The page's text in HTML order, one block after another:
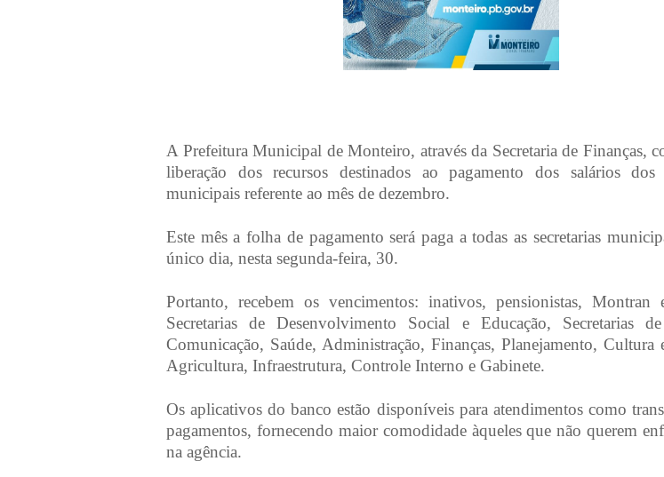
A Prefeitura Municipal de Monteiro, através da Secretaria de Finanças,
liberação dos recursos destinados ao pagamento dos salários dos
municipais referente ao mês de dezembro.
Este mês a folha de pagamento será paga a todas as secretarias
único dia, nesta segunda-feira, 30.
Portanto, recebem os vencimentos: inativos, pensionistas, Montran
Secretarias de Desenvolvimento Social e Educação, Secretarias
Comunicação, Saúde, Administração, Finanças, Planejamento, Cultura
Agricultura, Infraestrutura, Controle Interno e Gabinete.
Os aplicativos do banco estão disponíveis para atendimentos como
pagamentos, fornecendo maior comodidade àqueles que não querem
na agência.